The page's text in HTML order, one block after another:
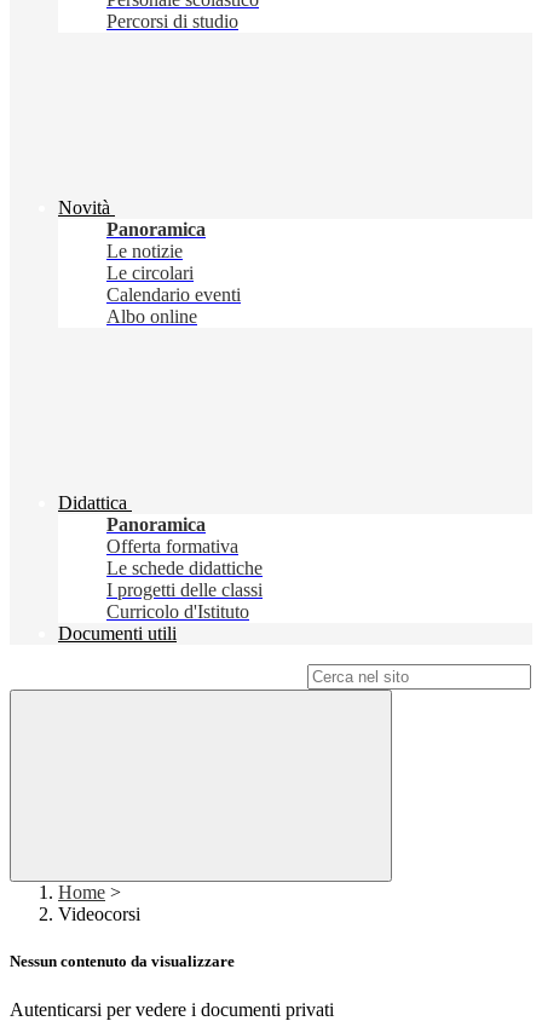
Percorsi di studio
Novità
Panoramica
Le notizie
Le circolari
Calendario eventi
Albo online
Didattica
Panoramica
Offerta formativa
Le schede didattiche
I progetti delle classi
Curricolo d'Istituto
Documenti utili
Home >
Videocorsi
Nessun contenuto da visualizzare
Autenticarsi per vedere i documenti privati